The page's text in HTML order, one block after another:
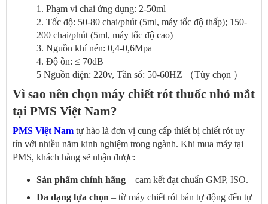
1. Phạm vi chai ứng dụng: 2-50ml
2. Tốc độ: 50-80 chai/phút (5ml, máy tốc độ thấp); 150-
200 chai/phút (5ml, máy tốc độ cao)
3. Nguồn khí nén: 0,4-0,6Mpa
4. Độ ồn: ≤ 70dB
5 Nguồn điện: 220v, Tần số: 50-60HZ （Tùy chọn ）
Vì sao nên chọn máy chiết rót thuốc nhỏ mắt
tại PMS Việt Nam?
PMS Việt Nam tự hào là đơn vị cung cấp thiết bị chiết rót uy
tín với nhiều năm kinh nghiệm trong ngành. Khi mua máy tại
PMS, khách hàng sẽ nhận được:
Sản phẩm chính hãng – cam kết đạt chuẩn GMP, ISO.
Đa dạng lựa chọn – từ máy chiết rót bán tự động đến tự